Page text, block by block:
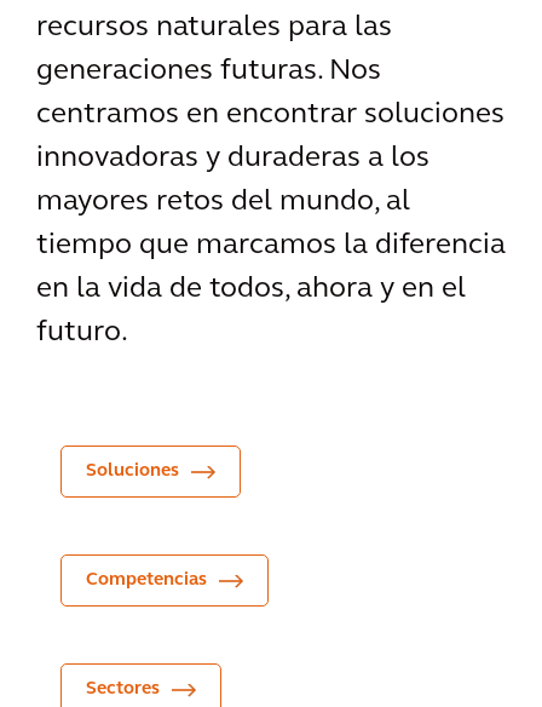
recursos naturales para las
generaciones futuras. Nos
centramos en encontrar soluciones
innovadoras y duraderas a los
mayores retos del mundo, al
tiempo que marcamos la diferencia
en la vida de todos, ahora y en el
futuro.
Soluciones
Competencias
Sectores